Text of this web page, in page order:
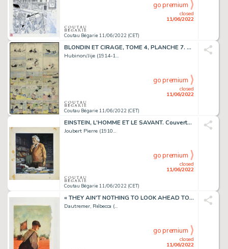
Coutau Bégarie 11/06/2022 (CET)
closed
11/06/2022
go premium
BLONDIN ET CIRAGE, TOME 4, PLANCHE 7. Planche issue...
Hubinon/Jije (1914-1...
Coutau Bégarie 11/06/2022 (CET)
closed
11/06/2022
go premium
EINSTEIN, L'HOMME ET LE SAVANT. Couverture Marabout...
Joubert Pierre (1910...
Coutau Bégarie 11/06/2022 (CET)
closed
11/06/2022
go premium
« THEY AIN'T NOTHING TO LOOK AHEAD TO » DES SOURIS...
Dautremer, Rébecca (...
closed
11/06/2022
go premium